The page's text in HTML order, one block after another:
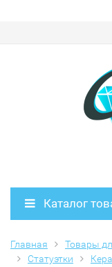
Каталог
Главная Товары
Статуэтки